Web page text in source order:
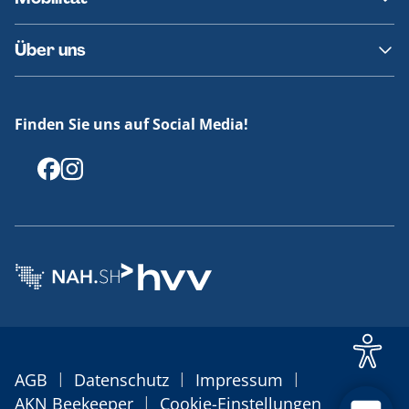
Fundsachen
Häufige Fragen
Barrierefreies Reisen
Erklärung Barrierefreiheit
Über uns
Offenlegungen
Finden Sie uns auf Social Media!
AGB | Datenschutz | Impressum |
AKN Beekeeper | Cookie-Einstellungen